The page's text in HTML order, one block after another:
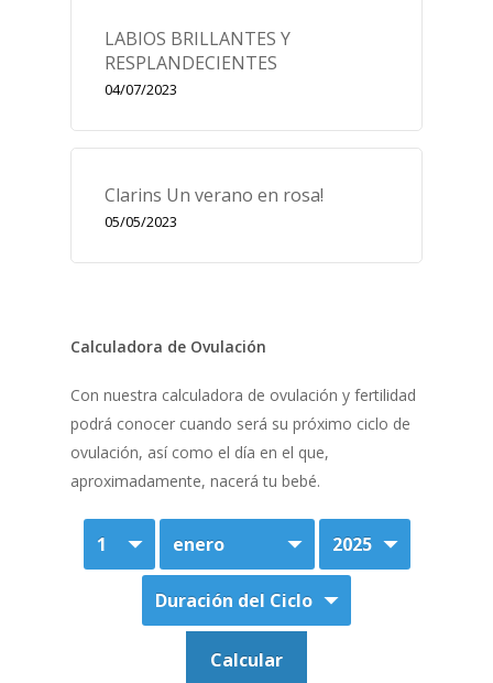
LABIOS BRILLANTES Y
RESPLANDECIENTES
04/07/2023
Clarins Un verano en rosa!
05/05/2023
Calculadora de Ovulación
Con nuestra calculadora de ovulación y fertilidad
podrá conocer cuando será su próximo ciclo de
ovulación, así como el día en el que,
aproximadamente, nacerá tu bebé.